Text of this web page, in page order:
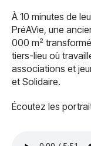
À 10 minutes de
PréAVie, une
000 m²
tiers-lieu où
associations et
et Solidaire.
Écoutez les